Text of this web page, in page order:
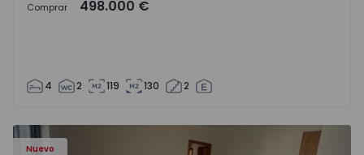
Comprar 498.000 €
4 2 119 130 2
Nuevo
- 15
Apartamento T3 Sintra, Algueirão-Mem Martins -